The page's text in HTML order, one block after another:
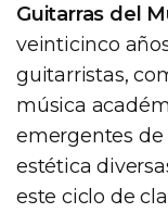
Guitarras del
veinticinco
guitarristas,
música
emergentes de
estética
este ciclo de